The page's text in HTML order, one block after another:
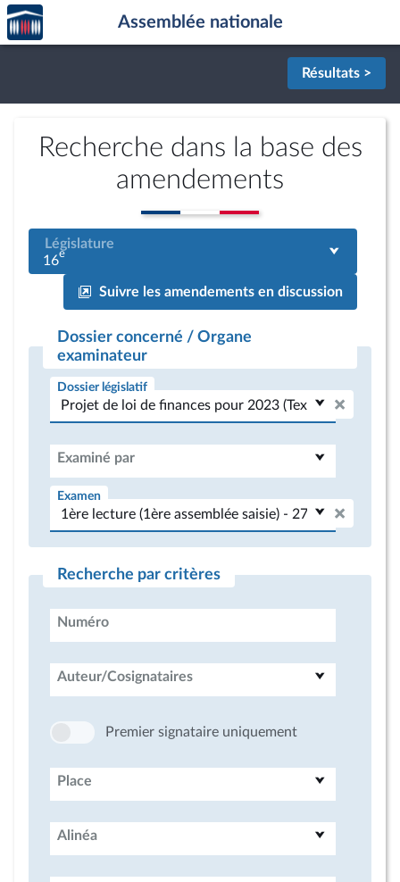
Aller au contenu
Aller en bas de la page
Accèder
à la
page
Assemblée nationale
Résultats >
Recherche dans la base des
amendements
Législature
16e
Suivre les amendements en discussion
Dossier concerné / Organe
examinateur
Dossier législatif
Examiné par
Examen
Recherche par critères
Numéro
Auteur/Cosignataires
Premier signataire uniquement
Place
Alinéa